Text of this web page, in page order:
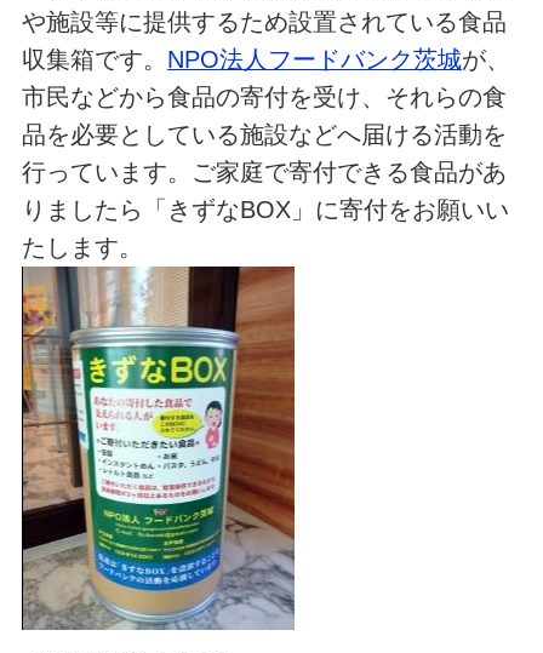
や施設等に提供するため設置されている食品
収集箱です。 NPO法人フードバンク茨城が、
市民などから食品の寄付を受け、それらの食
品を必要としている施設などへ届ける活動を
行っています。ご家庭で寄付できる食品があ
りましたら「きずなBOX」に寄付をお願いい
たします。